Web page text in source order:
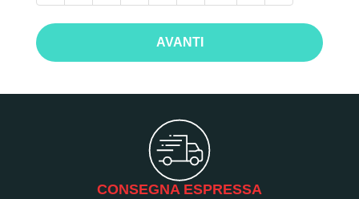
AVANTI
CONSEGNA ESPRESSA